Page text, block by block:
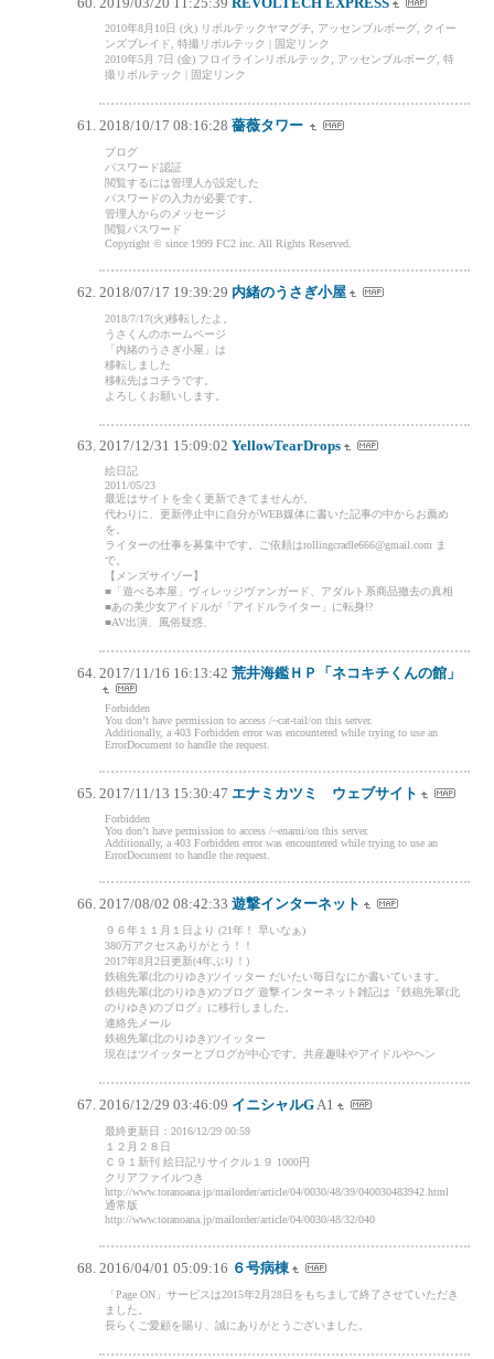
2010年8月10日 (火) リボルテックヤマグチ, アッセンブルボーグ, クイー
ンズブレイド, 特撮リボルテック | 固定リンク
2010年5月 7日 (金) フロイラインリボルテック, アッセンブルボーグ, 特
撮リボルテック | 固定リンク
2018/10/17 08:16:28 薔薇タワー
ブログ
パスワード認証
閲覧するには管理人が設定した
パスワードの入力が必要です。
管理人からのメッセージ
閲覧パスワード
Copyright © since 1999 FC2 inc. All Rights Reserved.
2018/07/17 19:39:29 内緒のうさぎ小屋
2018/7/17(火)移転したよ。
うさくんのホームページ
「内緒のうさぎ小屋」は
移転しました
移転先はコチラです。
よろしくお願いします。
2017/12/31 15:09:02 YellowTearDrops
絵日記
2011/05/23
最近はサイトを全く更新できてませんが。
代わりに、更新停止中に自分がWEB媒体に書いた記事の中からお薦め
を。
ライターの仕事を募集中です。ご依頼はrollingcradle666@gmail.com ま
で。
【メンズサイゾー】
■「遊べる本屋」ヴィレッジヴァンガード、アダルト系商品撤去の真相
■あの美少女アイドルが「アイドルライター」に転身!?
■AV出演、風俗疑惑、
2017/11/16 16:13:42 荒井海鑑ＨＰ「ネコキチくんの館」
Forbidden
You don’t have permission to access /~cat-tail/on this server.
Additionally, a 403 Forbidden error was encountered while trying to use an
ErrorDocument to handle the request.
2017/11/13 15:30:47 エナミカツミ ウェブサイト
Forbidden
You don’t have permission to access /~enami/on this server.
Additionally, a 403 Forbidden error was encountered while trying to use an
ErrorDocument to handle the request.
2017/08/02 08:42:33 遊撃インターネット
９６年１１月１日より (21年！ 早いなぁ)
380万アクセスありがとう！！
2017年8月2日更新(4年ぶり！)
鉄砲先輩(北のりゆき)ツイッター だいたい毎日なにか書いています。
鉄砲先輩(北のりゆき)のブログ 遊撃インターネット雑記は『鉄砲先輩(北
のりゆき)のブログ』に移行しました。
連絡先メール
鉄砲先輩(北のりゆき)ツイッター
現在はツイッターとブログが中心です。共産趣味やアイドルやヘン
2016/12/29 03:46:09 イニシャルG A1
最終更新日：2016/12/29 00:59
１２月２８日
Ｃ９１新刊 絵日記リサイクル１９ 1000円
クリアファイルつき
http://www.toranoana.jp/mailorder/article/04/0030/48/39/040030483942.html
通常版
http://www.toranoana.jp/mailorder/article/04/0030/48/32/040
2016/04/01 05:09:16 ６号病棟
「Page ON」サービスは2015年2月28日をもちまして終了させていただき
ました。
長らくご愛顧を賜り、誠にありがとうございました。